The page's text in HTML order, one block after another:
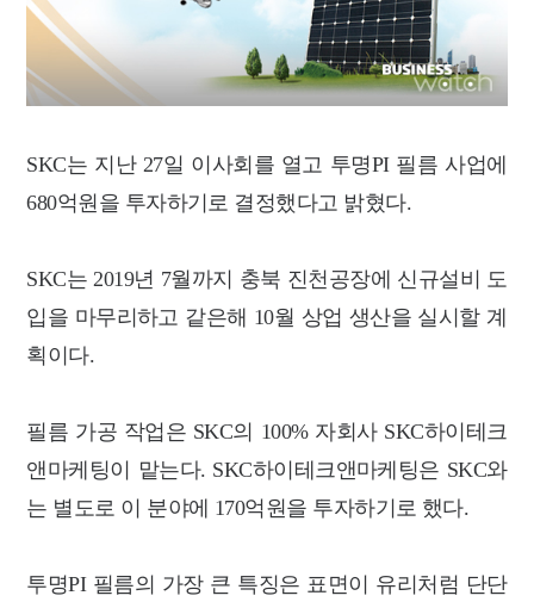
SKC는 지난 27일 이사회를 열고 투명PI 필름 사업에
680억원을 투자하기로 결정했다고 밝혔다.
SKC는 2019년 7월까지 충북 진천공장에 신규설비 도
입을 마무리하고 같은해 10월 상업 생산을 실시할 계
획이다.
필름 가공 작업은 SKC의 100% 자회사 SKC하이테크
앤마케팅이 맡는다. SKC하이테크앤마케팅은 SKC와
는 별도로 이 분야에 170억원을 투자하기로 했다.
투명PI 필름의 가장 큰 특징은 표면이 유리처럼 단단